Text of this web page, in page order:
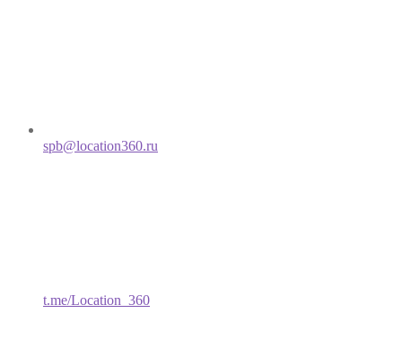
spb@location360.ru
t.me/Location_360